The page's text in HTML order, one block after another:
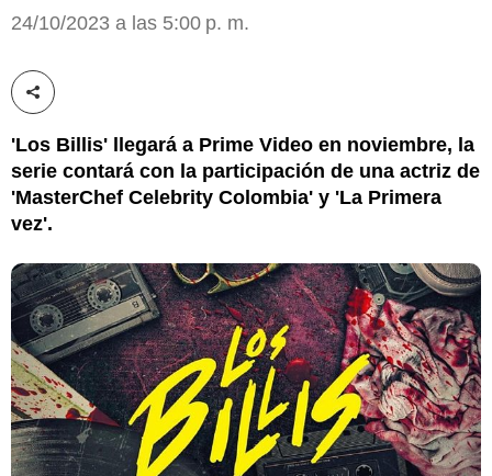
24/10/2023 a las 5:00 p. m.
Compartir esta noticia
'Los Billis' llegará a Prime Video en noviembre, la
serie contará con la participación de una actriz de
'MasterChef Celebrity Colombia' y 'La Primera
vez'.